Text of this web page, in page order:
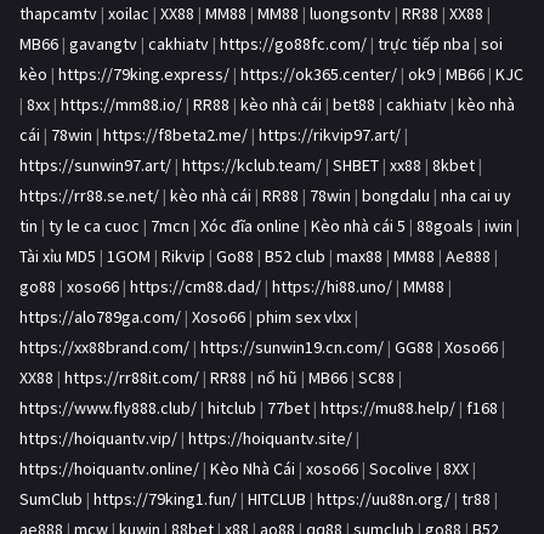
thapcamtv | xoilac | XX88 | MM88 | MM88 | luongsontv | RR88 | XX88 |
MB66 | gavangtv | cakhiatv | https://go88fc.com/ | trực tiếp nba | soi
kèo | https://79king.express/ | https://ok365.center/ | ok9 | MB66 | KJC
| 8xx | https://mm88.io/ | RR88 | kèo nhà cái | bet88 | cakhiatv | kèo nhà
cái | 78win | https://f8beta2.me/ | https://rikvip97.art/ |
https://sunwin97.art/ | https://kclub.team/ | SHBET | xx88 | 8kbet |
https://rr88.se.net/ | kèo nhà cái | RR88 | 78win | bongdalu | nha cai uy
tin | ty le ca cuoc | 7mcn | Xóc đĩa online | Kèo nhà cái 5 | 88goals | iwin |
Tài xỉu MD5 | 1GOM | Rikvip | Go88 | B52 club | max88 | MM88 | Ae888 |
go88 | xoso66 | https://cm88.dad/ | https://hi88.uno/ | MM88 |
https://alo789ga.com/ | Xoso66 | phim sex vlxx |
https://xx88brand.com/ | https://sunwin19.cn.com/ | GG88 | Xoso66 |
XX88 | https://rr88it.com/ | RR88 | nổ hũ | MB66 | SC88 |
https://www.fly888.club/ | hitclub | 77bet | https://mu88.help/ | f168 |
https://hoiquantv.vip/ | https://hoiquantv.site/ |
https://hoiquantv.online/ | Kèo Nhà Cái | xoso66 | Socolive | 8XX |
SumClub | https://79king1.fun/ | HITCLUB | https://uu88n.org/ | tr88 |
ae888 | mcw | kuwin | 88bet | x88 | ao88 | qq88 | sumclub | go88 | B52